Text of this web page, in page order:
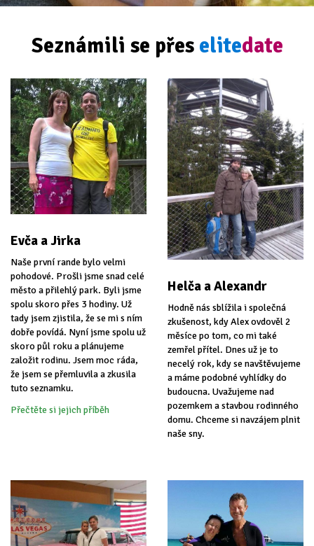
Seznámili se přes elitedate
Evča a Jirka
Naše první rande bylo velmi
pohodové. Prošli jsme snad celé
město a přilehlý park. Byli jsme
spolu skoro přes 3 hodiny. Už
tady jsem zjistila, že se mi s ním
dobře povídá. Nyní jsme spolu už
skoro půl roku a plánujeme
založit rodinu. Jsem moc ráda,
že jsem se přemluvila a zkusila
tuto seznamku.
Přečtěte si jejich příběh
Helča a Alexandr
Hodně nás sblížila i společná
zkušenost, kdy Alex ovdověl 2
měsíce po tom, co mi také
zemřel přítel. Dnes už je to
necelý rok, kdy se navštěvujeme
a máme podobné vyhlídky do
budoucna. Uvažujeme nad
pozemkem a stavbou rodinného
domu. Chceme si navzájem plnit
naše sny.